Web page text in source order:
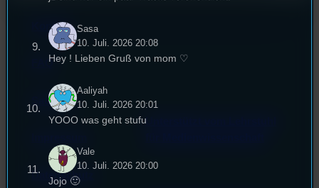
Kontakt
FAQ
Satzung
Datenschutz
Unterstützt vom Lehrstuhl
Sasa
10. Juli. 2026 20:08
Hey ! Lieben Gruß von mom ♡
Aaliyah
10. Juli. 2026 20:01
YOOO was geht stufu
Vale
10. Juli. 2026 20:00
Jojo 🙂